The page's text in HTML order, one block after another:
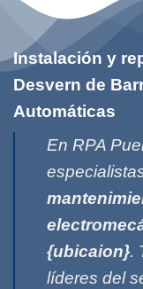
Instalación y
Desvern de
Automáticas
En RPA
{ubicaion}.
líderes del